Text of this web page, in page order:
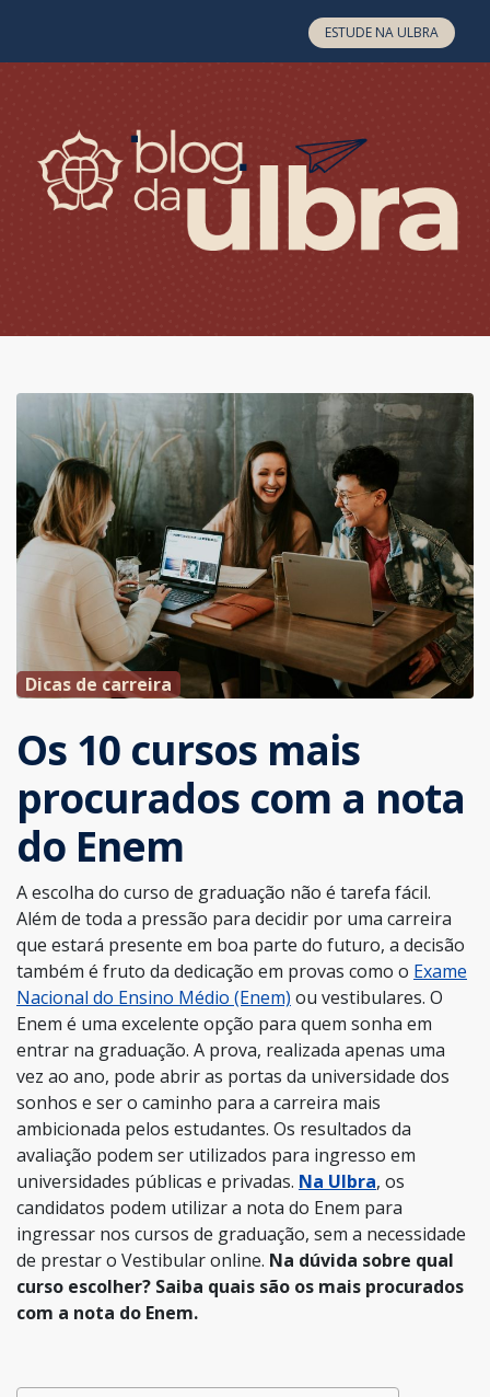
ESTUDE NA ULBRA
Dicas de carreira
Os 10 cursos mais
procurados com a nota
do Enem
A escolha do curso de graduação não é tarefa fácil.
Além de toda a pressão para decidir por uma carreira
que estará presente em boa parte do futuro, a decisão
também é fruto da dedicação em provas como o Exame
Nacional do Ensino Médio (Enem) ou vestibulares. O
Enem é uma excelente opção para quem sonha em
entrar na graduação. A prova, realizada apenas uma
vez ao ano, pode abrir as portas da universidade dos
sonhos e ser o caminho para a carreira mais
ambicionada pelos estudantes. Os resultados da
avaliação podem ser utilizados para ingresso em
universidades públicas e privadas. Na Ulbra, os
candidatos podem utilizar a nota do Enem para
ingressar nos cursos de graduação, sem a necessidade
de prestar o Vestibular online. Na dúvida sobre qual
curso escolher? Saiba quais são os mais procurados
com a nota do Enem.